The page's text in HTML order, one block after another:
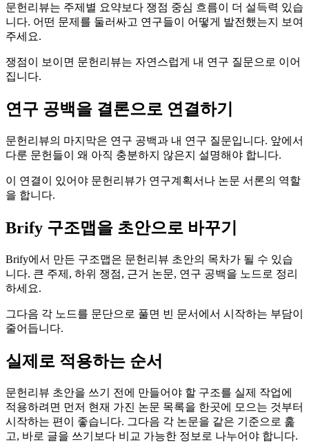
문헌리뷰는 주제별 요약보다 쟁점 중심 흐름이 더 설득력 있습
니다. 어떤 문제를 둘러싸고 연구들이 어떻게 발전했는지 보여
주세요.
쟁점이 보이면 문헌리뷰는 자연스럽게 내 연구 질문으로 이어
집니다.
연구 공백을 결론으로 연결하기
문헌리뷰의 마지막은 연구 공백과 내 연구 질문입니다. 앞에서
다룬 문헌들이 왜 아직 충분하지 않은지 설명해야 합니다.
이 연결이 있어야 문헌리뷰가 연구계획서나 논문 서론의 역할
을 합니다.
Brify 구조맵을 초안으로 바꾸기
Brify에서 만든 구조맵은 문헌리뷰 초안의 목차가 될 수 있습
니다. 큰 주제, 하위 쟁점, 근거 논문, 연구 공백을 노드로 정리
하세요.
그다음 각 노드를 문단으로 풀면 빈 문서에서 시작하는 부담이
줄어듭니다.
실제로 적용하는 순서
문헌리뷰 초안을 쓰기 전에 만들어야 할 구조를 실제 작업에
적용하려면 먼저 현재 가진 논문 목록을 한곳에 모으는 것부터
시작하는 편이 좋습니다. 그다음 각 논문을 같은 기준으로 훑
고, 바로 글을 쓰기보다 비교 가능한 정보로 나누어야 합니다.